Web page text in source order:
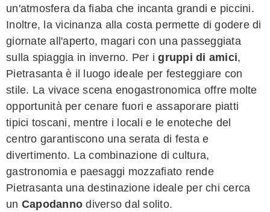
un'atmosfera da fiaba che incanta grandi e piccini.
Inoltre, la vicinanza alla costa permette di godere di
giornate all'aperto, magari con una passeggiata
sulla spiaggia in inverno. Per igruppi di amici,
Pietrasanta è il luogo ideale per festeggiare con
stile. La vivace scena enogastronomica offre molte
opportunità per cenare fuori e assaporare piatti
tipici toscani, mentre i locali e le enoteche del
centro garantiscono una serata di festa e
divertimento. La combinazione di cultura,
gastronomia e paesaggi mozzafiato rende
Pietrasanta una destinazione ideale per chi cerca
un Capodanno diverso dal solito.